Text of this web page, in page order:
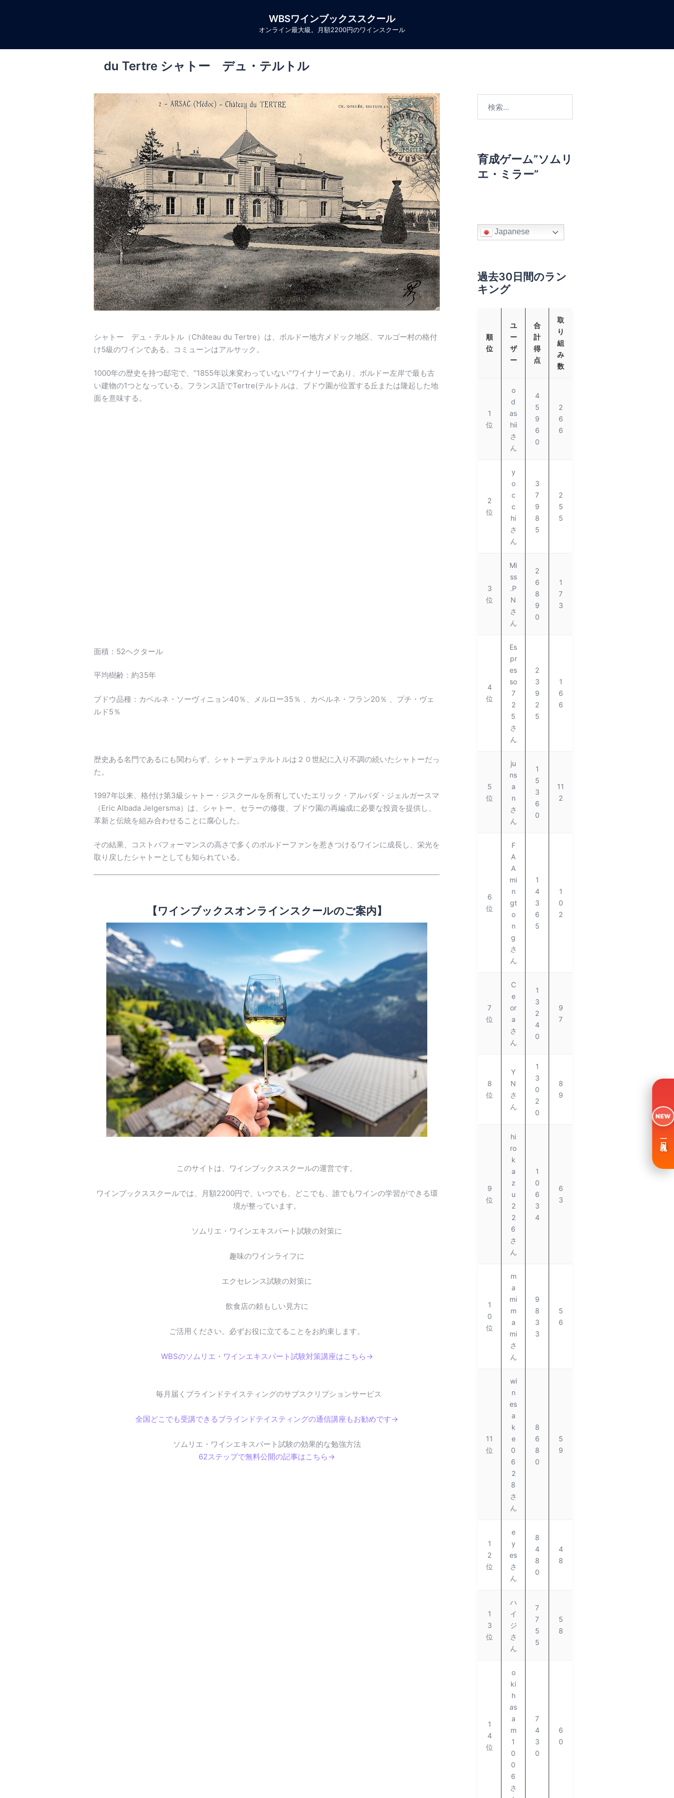
WBSワインブックススクール
オンライン最大級。月額2200円のワインスクール
du Tertre シャトー デュ・テルトル
シャトー デュ・テルトル（Château du Tertre）は、ボルドー地方メドック地区、マルゴー村の格付
け5級のワインである。コミューンはアルサック。
1000年の歴史を持つ邸宅で、“1855年以来変わっていない”ワイナリーであり、ボルドー左岸で最も古
い建物の1つとなっている。フランス語でTertre(テルトルは、ブドウ園が位置する丘または隆起した地
面を意味する。
面積：52ヘクタール
平均樹齢：約35年
ブドウ品種：カベルネ・ソーヴィニョン40％、メルロー35％ 、カベルネ・フラン20％ 、プチ・ヴェ
ルド5％
歴史ある名門であるにも関わらず、シャトーデュテルトルは２０世紀に入り不調の続いたシャトーだっ
た。
1997年以来、格付け第3級シャトー・ジスクールを所有していたエリック・アルバダ・ジェルガースマ
（Eric Albada Jelgersma）は、シャトー、セラーの修復、ブドウ園の再編成に必要な投資を提供し、
革新と伝統を組み合わせることに腐心した。
その結果、コストパフォーマンスの高さで多くのボルドーファンを惹きつけるワインに成長し、栄光を
取り戻したシャトーとしても知られている。
【ワインブックスオンラインスクールのご案内】
このサイトは、ワインブックススクールの運営です。
ワインブックススクールでは、月額2200円で、いつでも、どこでも、誰でもワインの学習ができる環
境が整っています。
ソムリエ・ワインエキスパート試験の対策に
趣味のワインライフに
エクセレンス試験の対策に
飲食店の頼もしい見方に
ご活用ください。必ずお役に立てることをお約束します。
WBSのソムリエ・ワインエキスパート試験対策講座はこちら→
毎月届くブラインドテイスティングのサブスクリプションサービス
全国どこでも受講できるブラインドテイスティングの通信講座もお勧めです→
ソムリエ・ワインエキスパート試験の効果的な勉強方法
62ステップで無料公開の記事はこちら→
育成ゲーム”ソムリ
エ・ミラー”
Japanese
過去30日間のラン
キング
順
位
ユ
ー
ザ
ー
合
計
得
点
取
り
組
み
数
1
位
o
d
as
hii
さ
ん
4
5
9
6
0
2
6
6
2
位
y
o
c
c
hi
さ
ん
3
7
9
8
5
2
5
5
3
位
Mi
ss
.P
N
さ
ん
2
6
8
9
0
1
7
3
4
位
Es
pr
es
so
7
2
5
さ
ん
2
3
9
2
5
1
6
6
5
位
ju
ns
a
n
さ
ん
1
5
3
6
0
11
2
6
位
F
A
A
mi
n
gt
o
n
g
さ
ん
1
4
3
6
5
1
0
2
7
位
C
e
or
a
さ
ん
1
3
2
4
0
9
7
8
位
Y
N
さ
ん
1
3
0
2
0
8
9
9
位
hi
ro
k
a
z
u
2
2
6
さ
ん
1
0
6
3
4
6
3
1
0
位
m
a
mi
m
a
mi
さ
ん
9
8
3
3
5
6
11
位
wi
n
es
a
k
e
0
6
2
8
さ
ん
8
6
8
0
5
9
1
2
位
e
y
es
さ
ん
8
4
8
0
4
8
1
3
位
ハ
イ
ジ
さ
ん
7
7
5
5
5
8
1
4
位
o
ki
h
as
a
m
1
0
0
6
さ
7
4
3
0
6
0
NEW
一日入魂